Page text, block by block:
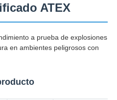
ATEX
a prueba de explosiones
en ambientes peligrosos con